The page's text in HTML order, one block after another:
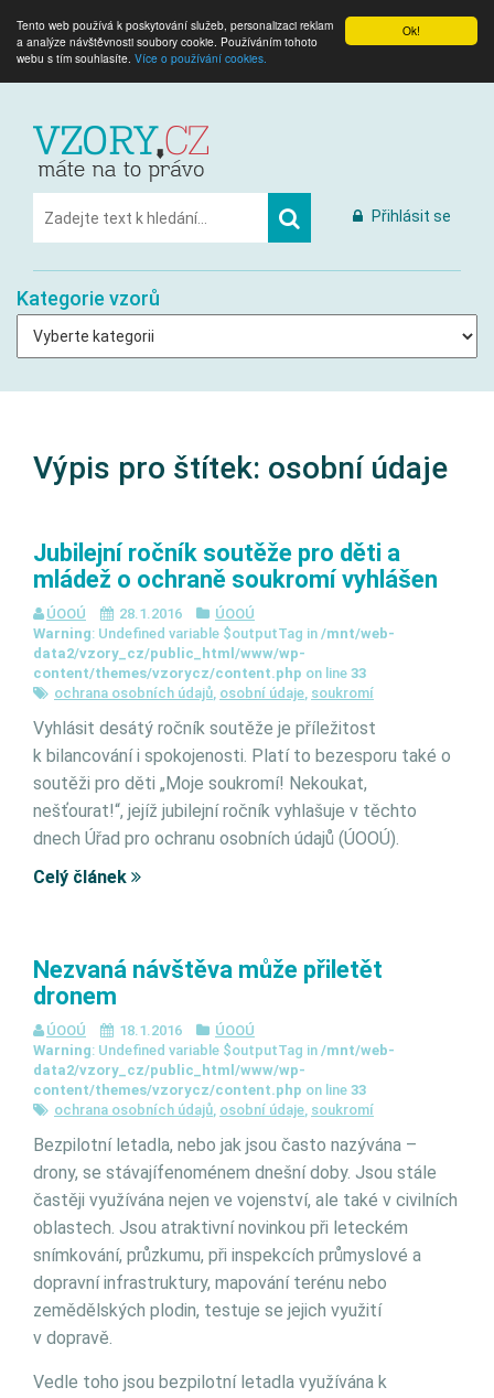
Ok!
Tento web používá k poskytování služeb, personalizaci reklam
a analýze návštěvnosti soubory cookie. Používáním tohoto
webu s tím souhlasíte. Více o používání cookies.
Přihlásit se
Kategorie vzorů
Výpis pro štítek: osobní údaje
Jubilejní ročník soutěže pro děti a
mládež o ochraně soukromí vyhlášen
ÚOOÚ 28.1.2016
ÚOOÚ
Warning: Undefined variable $outputTag in /mnt/web-
data2/vzory_cz/public_html/www/wp-
content/themes/vzorycz/content.php on line 33
ochrana osobních údajů, osobní údaje, soukromí
Vyhlásit desátý ročník soutěže je příležitost
k bilancování i spokojenosti. Platí to bezesporu také o
soutěži pro děti „Moje soukromí! Nekoukat,
nešťourat!“, jejíž jubilejní ročník vyhlašuje v těchto
dnech Úřad pro ochranu osobních údajů (ÚOOÚ).
Celý článek
Nezvaná návštěva může přiletět
dronem
ÚOOÚ 18.1.2016
ÚOOÚ
Warning: Undefined variable $outputTag in /mnt/web-
data2/vzory_cz/public_html/www/wp-
content/themes/vzorycz/content.php on line 33
ochrana osobních údajů, osobní údaje, soukromí
Bezpilotní letadla, nebo jak jsou často nazývána –
drony, se stávajífenoménem dnešní doby. Jsou stále
častěji využívána nejen ve vojenství, ale také v civilních
oblastech. Jsou atraktivní novinkou při leteckém
snímkování, průzkumu, při inspekcích průmyslové a
dopravní infrastruktury, mapování terénu nebo
zemědělských plodin, testuje se jejich využití
v dopravě.
Vedle toho jsou bezpilotní letadla využívána k